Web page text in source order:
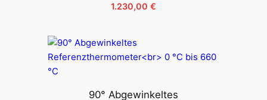
1.230,00 €
90° Abgewinkeltes